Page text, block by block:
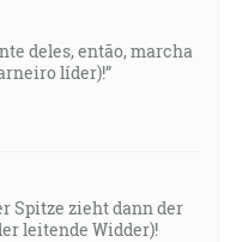
deles, então, marcha
líder)!”
Spitze zieht dann der
leitende Widder)!